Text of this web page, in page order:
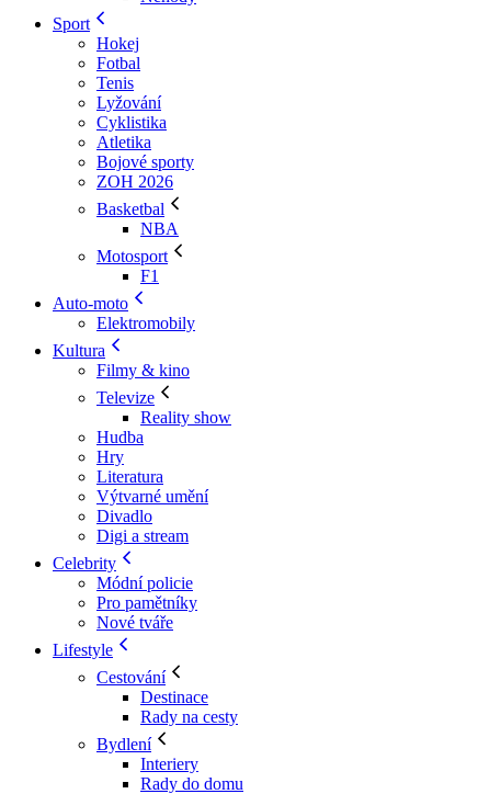
Sport
Hokej
Fotbal
Tenis
Lyžování
Cyklistika
Atletika
Bojové sporty
ZOH 2026
Basketbal
NBA
Motosport
F1
Auto-moto
Elektromobily
Kultura
Filmy & kino
Televize
Reality show
Hudba
Hry
Literatura
Výtvarné umění
Divadlo
Digi a stream
Celebrity
Módní policie
Pro pamětníky
Nové tváře
Lifestyle
Cestování
Destinace
Rady na cesty
Bydlení
Interiery
Rady do domu